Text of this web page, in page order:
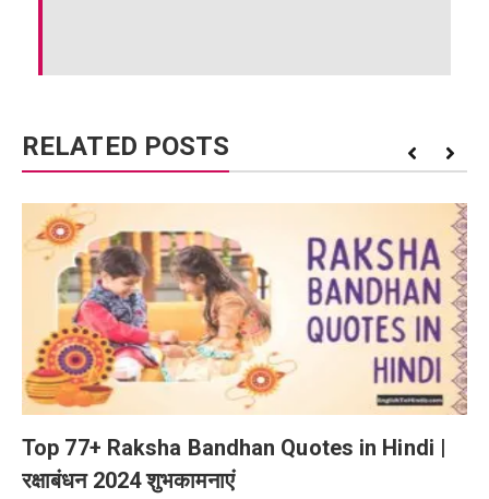
RELATED POSTS
Top 77+ Raksha Bandhan Quotes in Hindi |
रक्षाबंधन 2024 शुभकामनाएं